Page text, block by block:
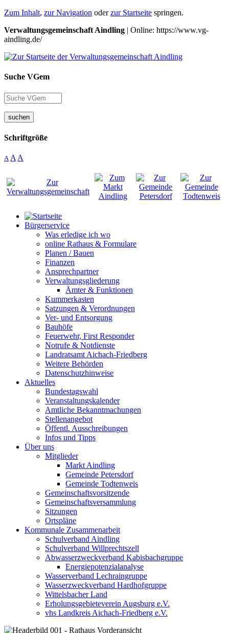
Zum Inhalt, zur Navigation oderzur Startseite springen.
Verwaltungsgemeinschaft Aindling | Online: https://www.vg-
aindling.de/
Suche VGem
suchen
Schriftgröße
A A A
Bürgerservice
Was erledige ich wo
online Rathaus & Formulare
Planen / Bauen
Finanzen
Ansprechpartner
Verwaltungsgliederung
Ämter & Funktionen
Kummerkasten
Satzungen & Verordnungen
Ver- und Entsorgung
Bauhöfe
Feuerwehr, First Responder
Notrufe & Notdienste
Landratsamt Aichach-Friedberg
Weitere Behörden
Datenschutzhinweise
Aktuelles
Bundestagswahl
Veranstaltungskalender
Amtliche Bekanntmachungen
Stellenangebot
Öffentl. Ausschreibungen
Infos und Tipps
Über uns
Mitglieder
Markt Aindling
Gemeinde Petersdorf
Gemeinde Todtenweis
Gemeinschaftsvorsitzende
Gemeinschaftsversammlung
Sitzungen
Ortspläne
Kommunale Zusammenarbeit
Schulverband Aindling
Schulverband Willprechtszell
Abwasserzweckverband Kabisbachgruppe
Energiepotenzialanalyse
Wasserverband Lechraingruppe
Wasserzweckverband Hardhofgruppe
Wittelsbacher Land
Erholungsgebieteverein Augsburg e.V.
vhs Landkreis Aichach-Friedberg e.V.